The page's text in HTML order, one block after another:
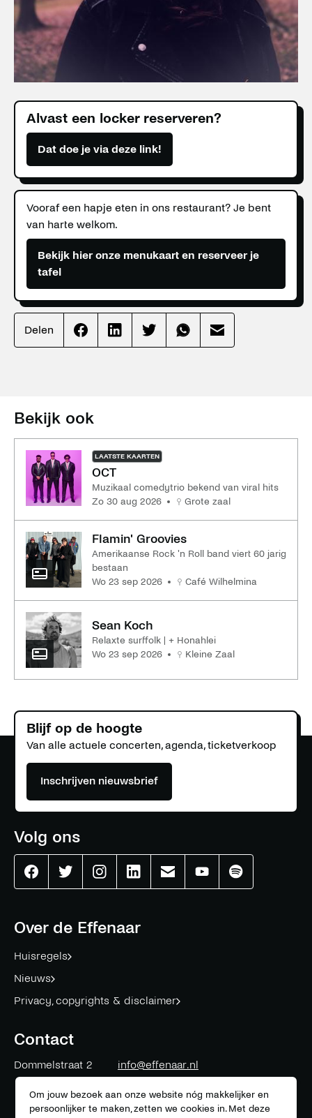
Alvast een locker reserveren?
Dat doe je via deze link!
Vooraf een hapje eten in ons restaurant? Je bent
van harte welkom.
Bekijk hier onze menukaart en reserveer je
tafel
Delen
Effenaar
op
Effenaar
op
Effenaar
op
Effenaar
op
Effenaar
op
Bekijk ook
LAATSTE KAARTEN
OCT
Muzikaal comedytrio bekend van viral hits
zo 30 aug 2026
Grote zaal
Flamin' Groovies
Amerikaanse Rock 'n Roll band viert 60 jarig
bestaan
wo 23 sep 2026
Café Wilhelmina
Sean Koch
Relaxte surffolk | + Honahlei
wo 23 sep 2026
Kleine Zaal
Over de Effenaar
Huisregels
Nieuws
Privacy, copyrights & disclaimer
Contact
Dommelstraat 2
5611 CK
info@effenaar.nl
Blijf op de hoogte
Van alle actuele concerten, agenda, ticketverkoop
Inschrijven nieuwsbrief
Volg ons
EffenaarEffenaarEffenaarEffenaarEffenaarEffenaarEffenaar
Om jouw bezoek aan onze website nóg makkelijker en
persoonlijker te maken, zetten we cookies in. Met deze